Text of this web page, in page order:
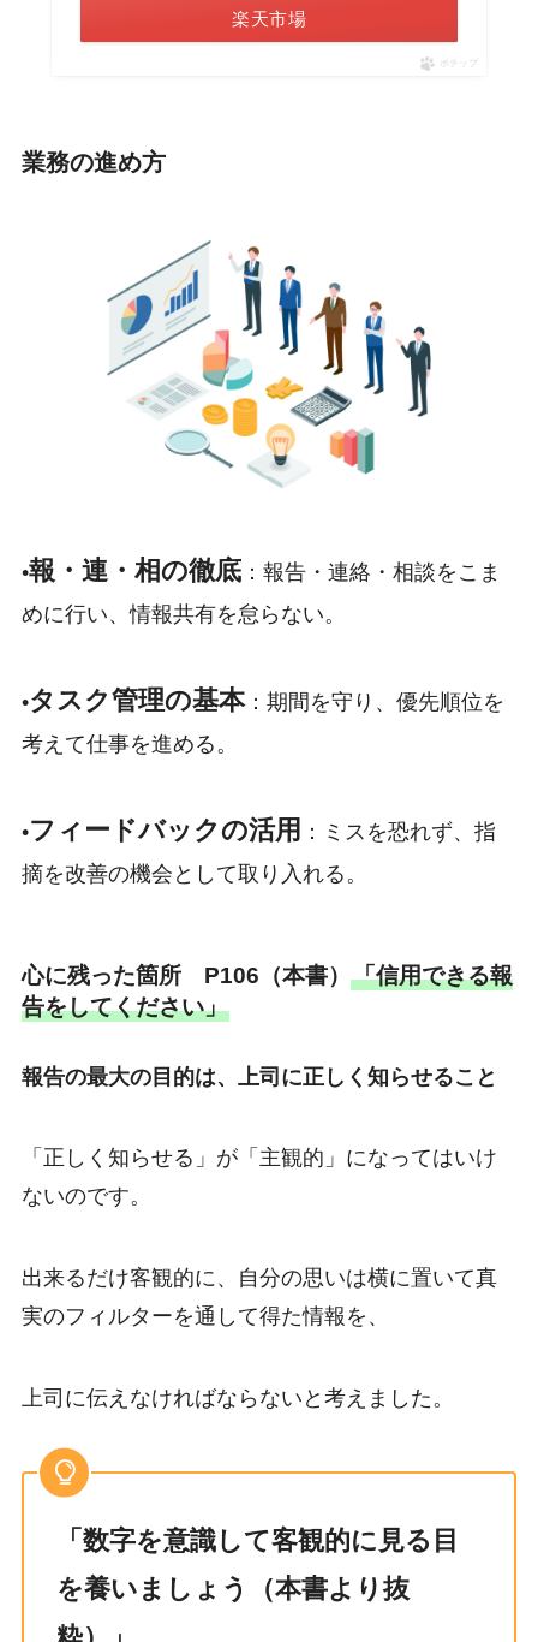
楽天市場
ポチップ
業務の進め方
•報・連・相の徹底：報告・連絡・相談をこま
めに行い、情報共有を怠らない。
•タスク管理の基本：期間を守り、優先順位を
考えて仕事を進める。
•フィードバックの活用 ：ミスを恐れず、指
摘を改善の機会として取り入れる。
心に残った箇所 P106（本書） 「信用できる報
告をしてください」
報告の最大の目的は、上司に正しく知らせること
「正しく知らせる」が「主観的」になってはいけ
ないのです。
出来るだけ客観的に、自分の思いは横に置いて真
実のフィルターを通して得た情報を、
上司に伝えなければならないと考えました。
「数字を意識して客観的に見る目
を養いましょう（本書より抜